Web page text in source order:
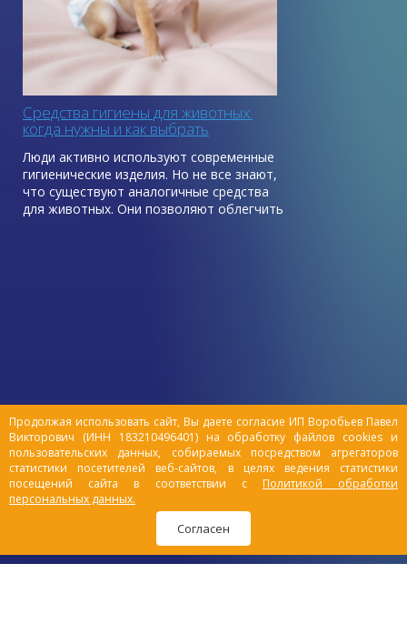
Продолжая использовать сайт, Вы даете согласие ИП Воробьев Павел
Викторович (ИНН 183210496401) на обработку файлов cookies и
пользовательских данных, собираемых посредством агрегаторов
статистики посетителей веб-сайтов, в целях ведения статистики
посещений сайта в соответствии с Политикой обработки
персональных данных.
Согласен
Средства гигиены для животных:
когда нужны и как выбрать
Люди активно используют современные
гигиенические изделия. Но не все знают,
что существуют аналогичные средства
для животных. Они позволяют облегчить